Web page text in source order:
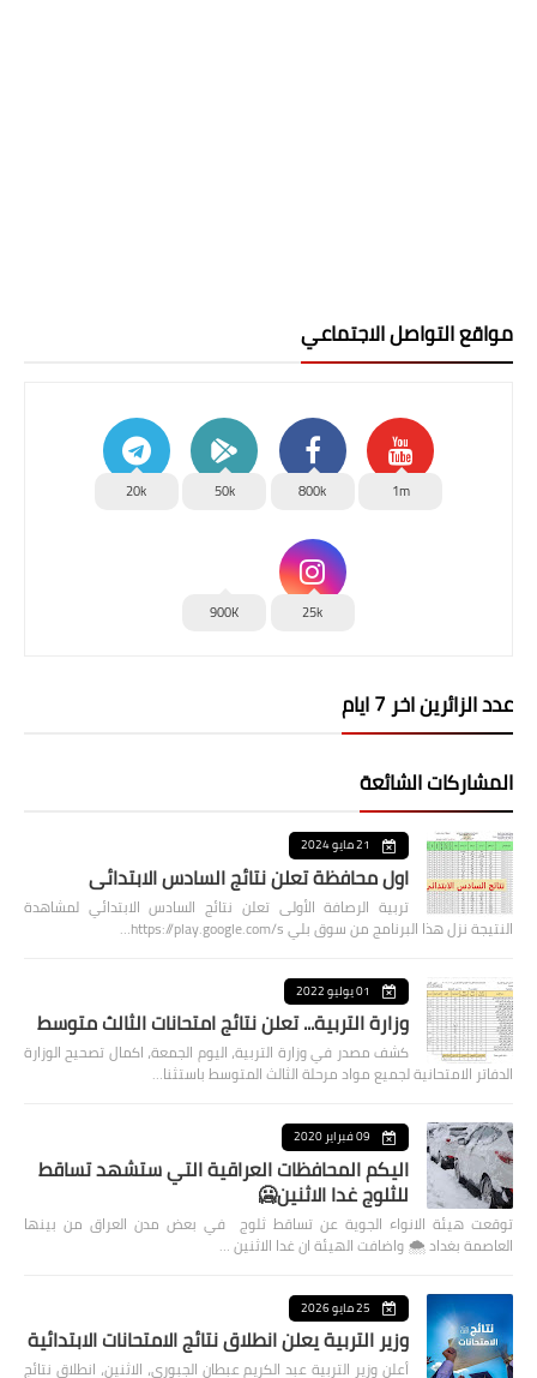
مواقع التواصل الاجتماعي
1m
800k
50k
20k
25k
900K
عدد الزائرين اخر 7 ايام
المشاركات الشائعة
21 مايو 2024
اول محافظة تعلن نتائج السادس الابتدائي
تربية الرصافة الأولى تعلن نتائج السادس الابتدائي لمشاهدة
النتيجة نزل هذا البرنامج من سوق بلي https://play.google.com/s…
01 يوليو 2022
وزارة التربية... تعلن نتائج امتحانات الثالث متوسط
كشف مصدر في وزارة التربية، اليوم الجمعة، اكمال تصحيح الوزارة
الدفاتر الامتحانية لجميع مواد مرحلة الثالث المتوسط باستثنا…
09 فبراير 2020
اليكم المحافظات العراقية التي ستشهد تساقط
للثلوج غدا الاثنين🥶
توقعت هيئة الانواء الجوية عن تساقط ثلوج في بعض مدن العراق من بينها
العاصمة بغداد ⁦🌨️⁩ واضافت الهيئة ان غدا الاثنين …
25 مايو 2026
وزير التربية يعلن انطلاق نتائج الامتحانات الابتدائية
أعلن وزير التربية عبد الكريم عبطان الجبوري، الاثنين، انطلاق نتائج